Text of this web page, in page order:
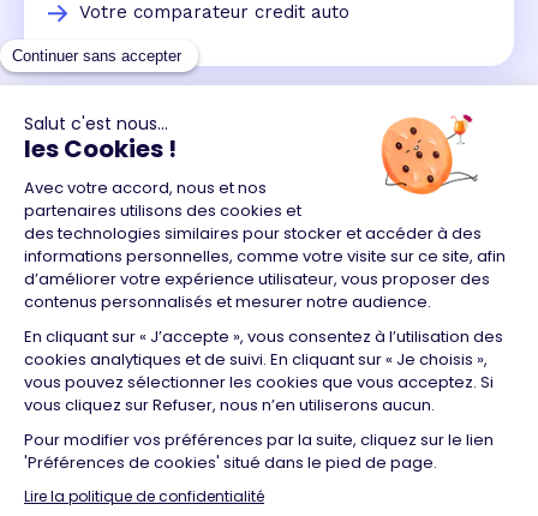
Votre comparateur credit auto
Un crédit vous engage et doit être remboursé.
Vérifiez vos capacités de remboursement avant de
vous engager.
Aucun versement, de quelque nature que ce soit, ne
peut être exigé d'un particulier avant l'obtention
d'un ou plusieurs prêts d'argent.
© 2026 Guide du crédit •Plan du site•Mentions